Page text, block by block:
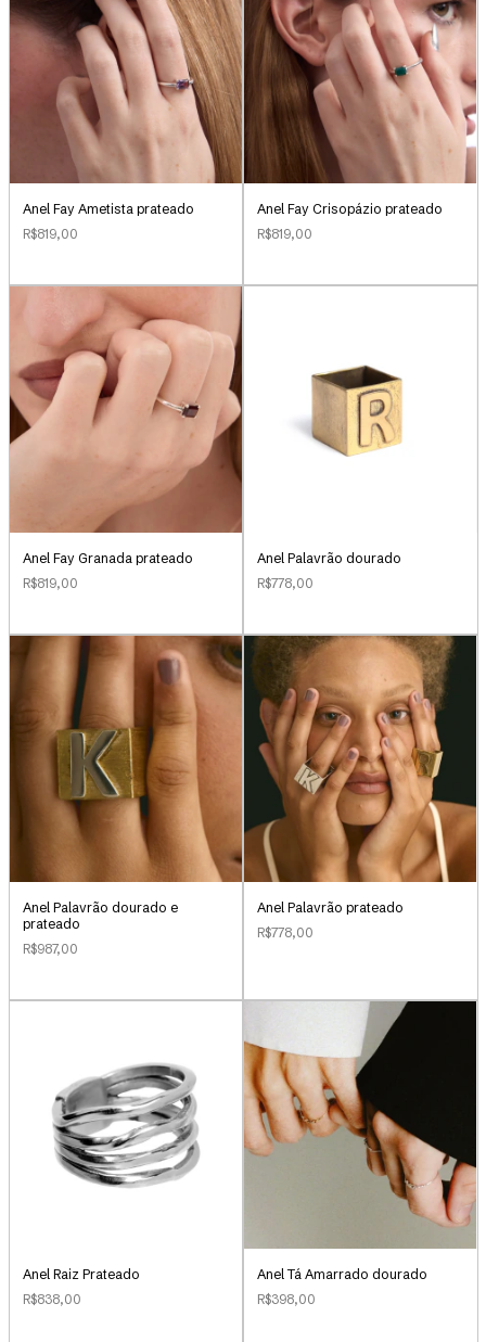
Anel Fay Ametista prateado
R$819,00
Anel Fay Crisopázio prateado
R$819,00
Anel Fay Granada prateado
R$819,00
Anel Palavrão dourado
R$778,00
Anel Palavrão dourado e
prateado
R$987,00
Anel Palavrão prateado
R$778,00
Anel Raiz Prateado
R$838,00
Anel Tá Amarrado dourado
R$398,00